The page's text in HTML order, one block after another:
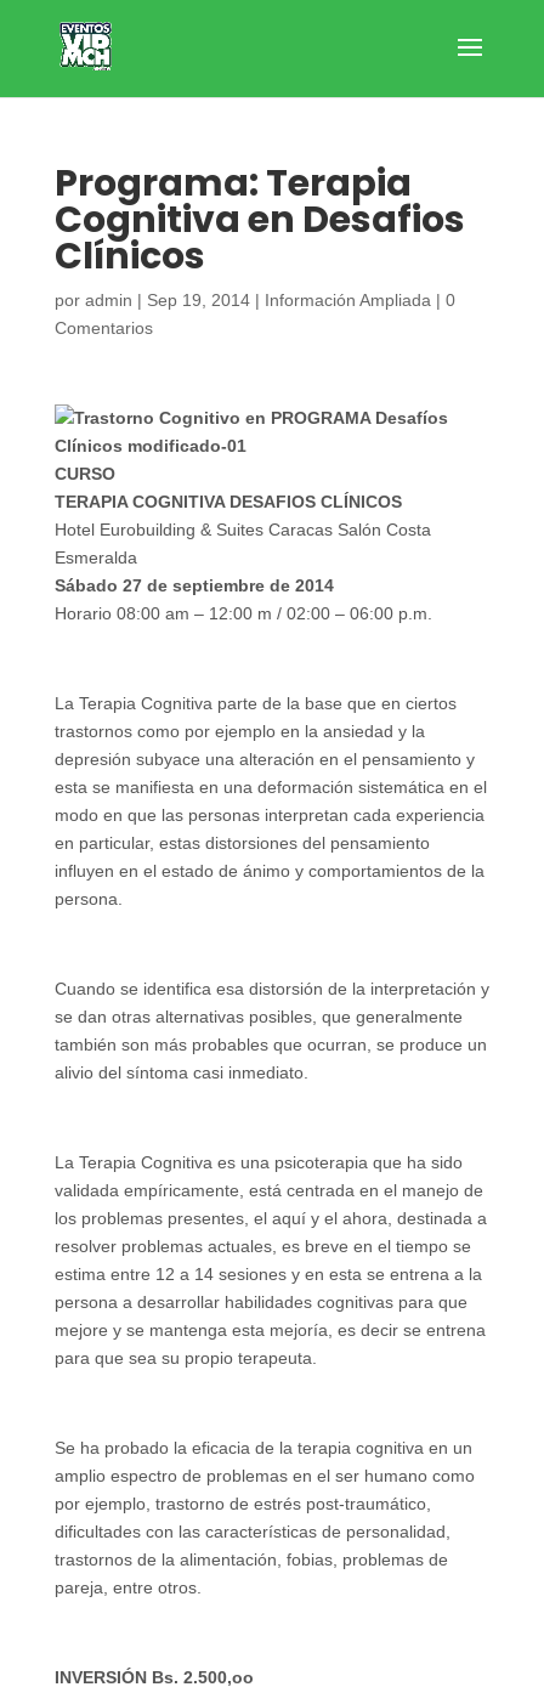
Programa: Terapia
Cognitiva en Desafios
Clínicos
por admin | Sep 19, 2014| Información Ampliada | 0
Comentarios
CURSO
TERAPIA COGNITIVA DESAFIOS CLÍNICOS
Hotel Eurobuilding & Suites Caracas Salón Costa
Esmeralda
Sábado 27 de septiembre de 2014
Horario 08:00 am – 12:00 m / 02:00 – 06:00 p.m.
La Terapia Cognitiva parte de la base que en ciertos
trastornos como por ejemplo en la ansiedad y la
depresión subyace una alteración en el pensamiento y
esta se manifiesta en una deformación sistemática en el
modo en que las personas interpretan cada experiencia
en particular, estas distorsiones del pensamiento
influyen en el estado de ánimo y comportamientos de la
persona.
Cuando se identifica esa distorsión de la interpretación y
se dan otras alternativas posibles, que generalmente
también son más probables que ocurran, se produce un
alivio del síntoma casi inmediato.
La Terapia Cognitiva es una psicoterapia que ha sido
validada empíricamente, está centrada en el manejo de
los problemas presentes, el aquí y el ahora, destinada a
resolver problemas actuales, es breve en el tiempo se
estima entre 12 a 14 sesiones y en esta se entrena a la
persona a desarrollar habilidades cognitivas para que
mejore y se mantenga esta mejoría, es decir se entrena
para que sea su propio terapeuta.
Se ha probado la eficacia de la terapia cognitiva en un
amplio espectro de problemas en el ser humano como
por ejemplo, trastorno de estrés post-traumático,
dificultades con las características de personalidad,
trastornos de la alimentación, fobias, problemas de
pareja, entre otros.
INVERSIÓN Bs. 2.500,oo